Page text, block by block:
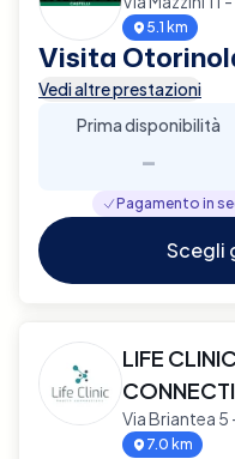
5.1 km
Visita
Vedi altre prestazioni
Prima disponibilità
-
Pagamento in
Scegli
LIFE
Via Briantea
7.0 km